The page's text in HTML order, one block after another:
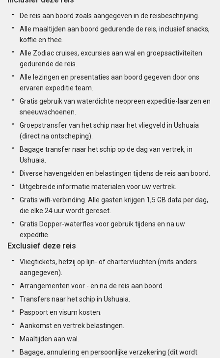
De reis aan boord zoals aangegeven in de reisbeschrijving.
Alle maaltijden aan boord gedurende de reis, inclusief snacks,
koffie en thee.
Alle Zodiac cruises, excursies aan wal en groepsactiviteiten
gedurende de reis.
Alle lezingen en presentaties aan boord gegeven door ons
ervaren expeditie team.
Gratis gebruik van waterdichte neopreen expeditie-laarzen en
sneeuwschoenen.
Groepstransfer van het schip naar het vliegveld in Ushuaia
(direct na ontscheping).
Bagage transfer naar het schip op de dag van vertrek, in
Ushuaia.
Diverse havengelden en belastingen tijdens de reis aan boord.
Uitgebreide informatie materialen voor uw vertrek.
Gratis wifi-verbinding. Alle gasten krijgen 1,5 GB data per dag,
die elke 24 uur wordt gereset.
Gratis Dopper-waterfles voor gebruik tijdens en na uw
expeditie.
Exclusief deze reis
Vliegtickets, hetzij op lijn- of chartervluchten (mits anders
aangegeven).
Arrangementen voor - en na de reis aan boord.
Transfers naar het schip in Ushuaia.
Paspoort en visum kosten.
Aankomst en vertrek belastingen.
Maaltijden aan wal.
Bagage, annulering en persoonlijke verzekering (dit wordt